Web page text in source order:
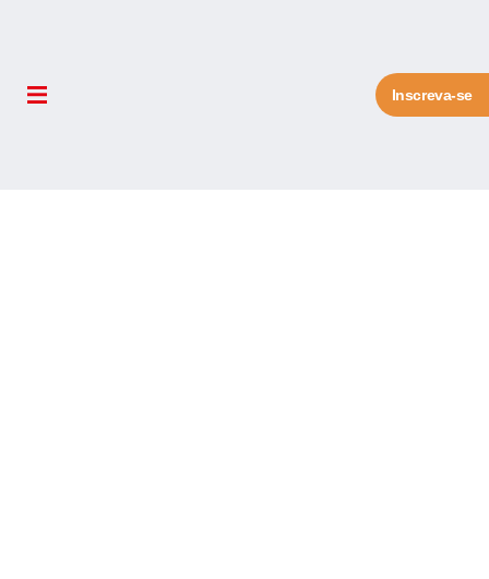
Inscreva-se